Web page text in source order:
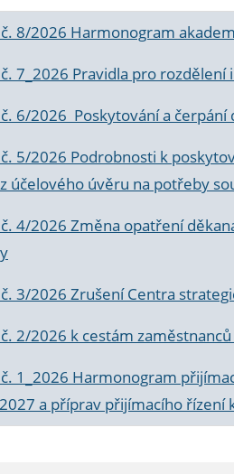
č. 8/2026 Harmonogram
7_2026 Pravidla pro
6/2026 Poskytování a
5/2026 Podrobnosti k
účelového úvěru na potřeby
4/2026 Změna opatření
3/2026 Zrušení Centra
2/2026 k cestám
1_2026 Harmonogram
a příprav přijímacího